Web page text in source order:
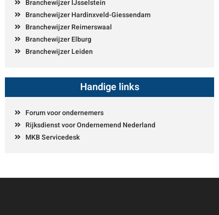
Branchewijzer IJsselstein
Branchewijzer Hardinxveld-Giessendam
Branchewijzer Reimerswaal
Branchewijzer Elburg
Branchewijzer Leiden
Handige links
Forum voor ondernemers
Rijksdienst voor Ondernemend Nederland
MKB Servicedesk